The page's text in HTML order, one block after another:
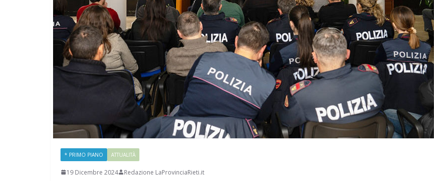
* PRIMO PIANO ATTUALITÀ
19 Dicembre 2024 Redazione LaProvinciaRieti.it